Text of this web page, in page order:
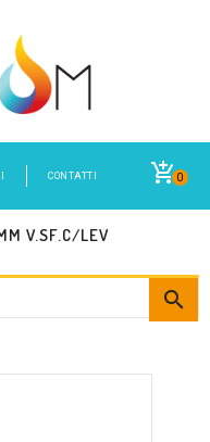
0
CONTATTI
V.SF.C/LEV
